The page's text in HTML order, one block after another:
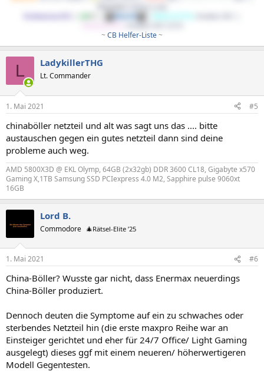
Enthoo Luxe
WaKü2(GPU)
: Kraken X41+G10
~CB Helfer-Liste~​
L LadykillerTHG
Lt. Commander
1. Mai 2021 #5
chinaböller netzteil und alt was sagt uns das .... bitte
austauschen gegen ein gutes netzteil dann sind deine
probleme auch weg.
AMD 5800X3D @ EKL Olymp, 64GB (2x32gb) DDR 3600 CL18, Gigabyte x570
Gaming X,1TB Samsung SSD PCIexpress 4.0 M2, Sapphire pulse 9060xt
16GB
Lord B.
Commodore 🎄Rätsel-Elite ’25
1. Mai 2021 #6
China-Böller? Wusste gar nicht, dass Enermax neuerdings
China-Böller produziert.
Dennoch deuten die Symptome auf ein zu schwaches oder
sterbendes Netzteil hin (die erste maxpro Reihe war an
Einsteiger gerichtet und eher für 24/7 Office/ Light Gaming
ausgelegt) dieses ggf mit einem neueren/ höherwertigeren
Modell Gegentesten.